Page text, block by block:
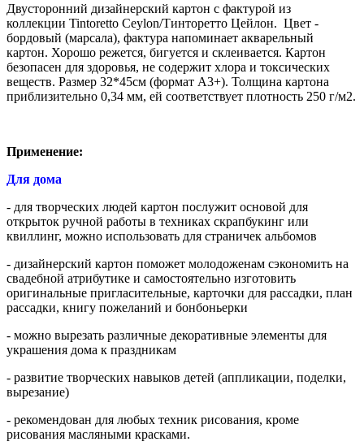
Двусторонний дизайнерский картон с фактурой из
коллекции Tintoretto Ceylon/Тинторетто Цейлон. Цвет -
бордовый (марсала), фактура напоминает акварельный
картон. Хорошо режется, бигуется и склеивается. Картон
безопасен для здоровья, не содержит хлора и токсических
веществ. Размер 32*45см (формат А3+). Толщина картона
приблизительно 0,34 мм, ей соответствует плотность 250 г/м2.
Применение:
Для дома
- для творческих людей картон послужит основой для
открыток ручной работы в техниках скрапбукинг или
квиллинг, можно использовать для страничек альбомов
- дизайнерский картон поможет молодоженам сэкономить на
свадебной атрибутике и самостоятельно изготовить
оригинальные пригласительные, карточки для рассадки, план
рассадки, книгу пожеланий и бонбоньерки
- можно вырезать различные декоративные элементы для
украшения дома к праздникам
- развитие творческих навыков детей (аппликации, поделки,
вырезание)
- рекомендован для любых техник рисования, кроме
рисования масляными красками.